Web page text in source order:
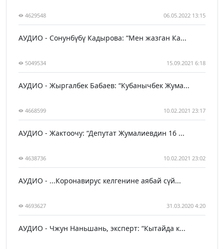
4629548 06.05.2022 13:15
АУДИО - Сонунбүбү Кадырова: “Мен жазган Ка...
5049534 15.09.2021 6:18
АУДИО - Жыргалбек Бабаев: “Кубанычбек Жума...
4668599 10.02.2021 23:17
АУДИО - Жактоочу: “Депутат Жумалиевдин 16 ...
4638736 10.02.2021 23:02
АУДИО - ...Коронавирус келгенине аябай сүй...
4693627 31.03.2020 4:20
АУДИО - Чжун Наньшань, эксперт: “Кытайда к...